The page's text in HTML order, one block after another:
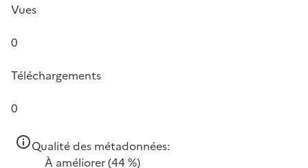
Vues
0
Téléchargements
0
Qualité des métadonnées:
À améliorer(44 %)